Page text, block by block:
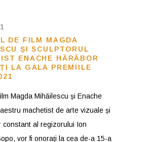
DE FILM MAGDA
ȘI SCULPTORUL
ENACHE HĂRĂBOR
LA GALA PREMIILE
Magda Mihăilescu și Enache
machetist de arte vizuale și
constant al regizorului Ion
vor fi onorați la cea de-a 15-a